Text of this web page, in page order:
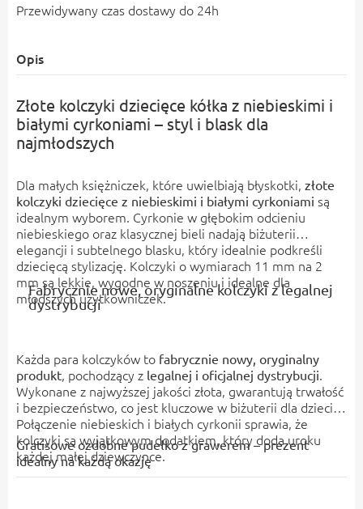
Przewidywany czas dostawy do 24h
Opis
Złote kolczyki dziecięce kółka z niebieskimi i
białymi cyrkoniami – styl i blask dla
najmłodszych
Dla małych księżniczek, które uwielbiają błyskotki, złote
kolczyki dziecięce z niebieskimi i białymi cyrkoniami są
idealnym wyborem. Cyrkonie w głębokim odcieniu
niebieskiego oraz klasycznej bieli nadają biżuterii
elegancji i subtelnego blasku, który idealnie podkreśli
dziecięcą stylizację. Kolczyki o wymiarach 11 mm na 2
mm są lekkie, wygodne w noszeniu i idealne dla
młodszych użytkowniczek.
Fabrycznie nowe, oryginalne kolczyki z legalnej
dystrybucji
Każda para kolczyków to fabrycznie nowy, oryginalny
produkt, pochodzący z legalnej i oficjalnej dystrybucji.
Wykonane z najwyższej jakości złota, gwarantują trwałość
i bezpieczeństwo, co jest kluczowe w biżuterii dla dzieci.
Połączenie niebieskich i białych cyrkonii sprawia, że
kolczyki są wyjątkowym dodatkiem, który doda uroku
każdej małej dziewczynce.
Gratisowe ozdobne pudełko z grawerem – prezent
idealny na każdą okazję